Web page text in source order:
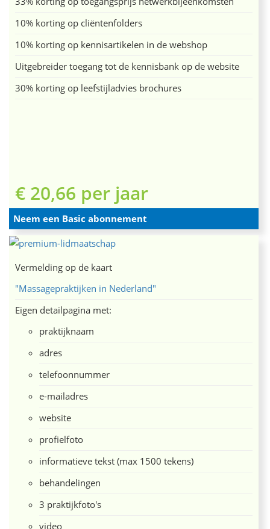
10% korting op cliëntenfolders
10% korting op kennisartikelen in de webshop
Uitgebreider toegang tot de kennisbank op de website
30% korting op leefstijladvies brochures
€ 20,66 per jaar
Neem een Basic abonnement
Vermelding op de kaart
"Massagepraktijken in Nederland"
Eigen detailpagina met:
praktijknaam
adres
telefoonnummer
e-mailadres
website
profielfoto
informatieve tekst (max 1500 tekens)
behandelingen
3 praktijkfoto's
video